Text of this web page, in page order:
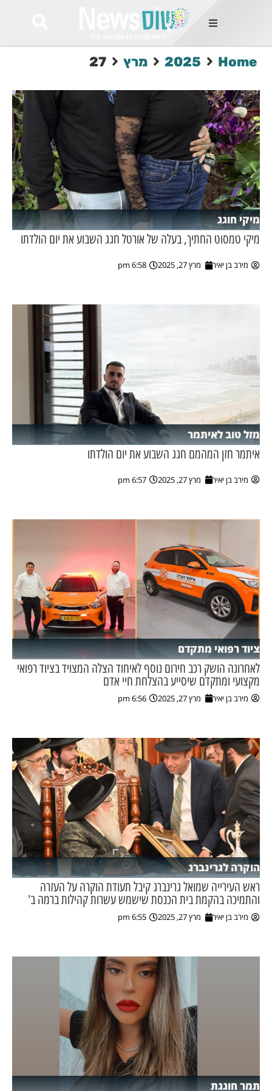
החמות
Et
odio
mauris, wisi
tortor
feugiat
ultricies
Congue
luctus, quam
mi
מקומית
עסקים
Home
2025 מרץ 27
מיקי חוגג
מיקי טמסוט החתיך, בעלה של אורטל חגג השבוע את יום הולדתו
מירב בן יאיר מרץ 27, 2025 6:58 pm
מזל טוב לאיתמר
איתמר חזן המהמם חגג השבוע את יום הולדתו
מירב בן יאיר מרץ 27, 2025 6:57 pm
ציוד רפואי מתקדם
לאחרונה הושק רכב חירום נוסף לאיחוד הצלה המצויד בציוד רפואי
מקצועי ומתקדם שיסייע בהצלחת חיי אדם
מירב בן יאיר מרץ 27, 2025 6:56 pm
הוקרה לגרינברג
ראש העירייה שמואל גרינברג קיבל תעודת הוקרה על העזרה
והתמיכה בהקמת בית הכנסת שישמש עשרות קהילות ברמה ב'
מירב בן יאיר מרץ 27, 2025 6:55 pm
תמר חוגגת